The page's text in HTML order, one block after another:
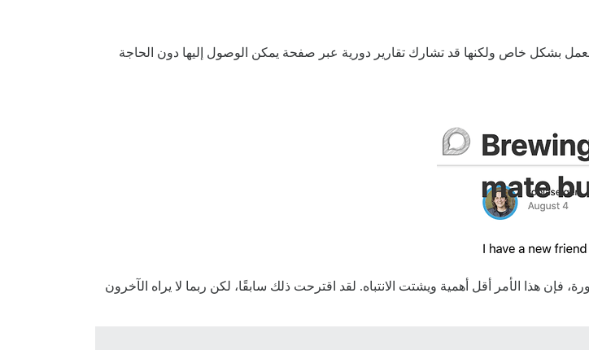
بشكل خاص ولكنها قد تشارك تقارير دورية عبر صفحة يمكن الوصول إليها دون الحاجة
هذا الأمر أقل أهمية ويشتت الانتباه. لقد اقترحت ذلك سابقًا، لكن ربما لا يراه الآخرون